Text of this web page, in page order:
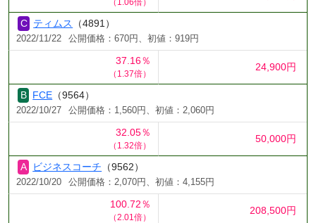
ティムス （4891）
2022/11/22 公開価格：670円、初値：919円
37.16％
（1.37倍）
24,900円
FCE （9564）
2022/10/27 公開価格：1,560円、初値：2,060円
32.05％
（1.32倍）
50,000円
ビジネスコーチ （9562）
2022/10/20 公開価格：2,070円、初値：4,155円
100.72％
（2.01倍）
208,500円